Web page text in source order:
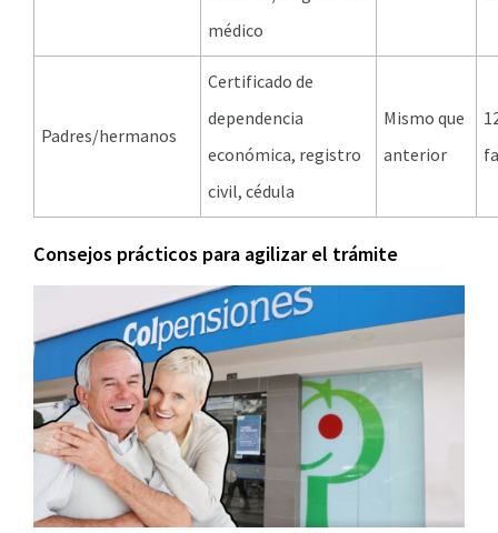
médico
Padres/hermanos
Certificado de
dependencia
económica, registro
civil, cédula
Mismo que
anterior
Consejos prácticos para agilizar el trámite